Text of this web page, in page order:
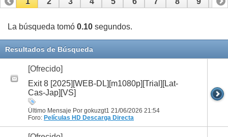
11 12 13 14
La búsqueda tomó 0.10 segundos.
Resultados de Búsqueda
[Ofrecido]
Exit 8 [2025][WEB-DL][m1080p][Trial][Lat-
Cas-Jap][VS]
Último Mensaje Por gokuzgt1 21/06/2026 21:54
Foro: Películas HD Descarga Directa